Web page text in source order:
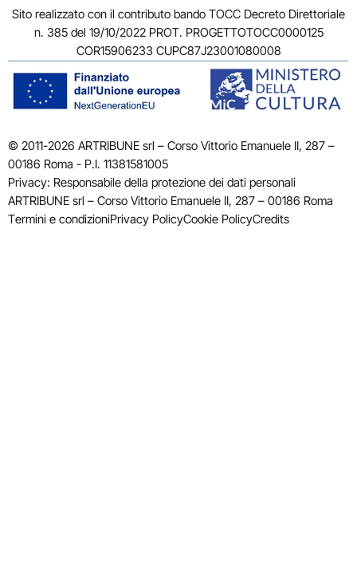
Sito realizzato con il contributo bando TOCC Decreto Direttoriale
n. 385 del 19/10/2022 PROT. PROGETTOTOCC0000125
COR15906233 CUPC87J23001080008
© 2011-2026 ARTRIBUNE srl – Corso Vittorio Emanuele II, 287 –
00186 Roma - P.I. 11381581005
Privacy: Responsabile della protezione dei dati personali
ARTRIBUNE srl – Corso Vittorio Emanuele II, 287 – 00186 Roma
Termini e condizioniPrivacy PolicyCookie PolicyCredits